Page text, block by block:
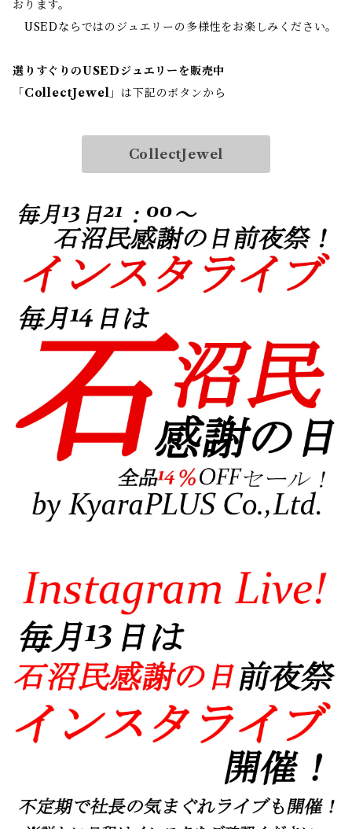
おります。
USEDならではのジュエリーの多様性をお楽しみください。
選りすぐりのUSEDジュエリーを販売中
「CollectJewel 」は下記のボタンから
CollectJewel